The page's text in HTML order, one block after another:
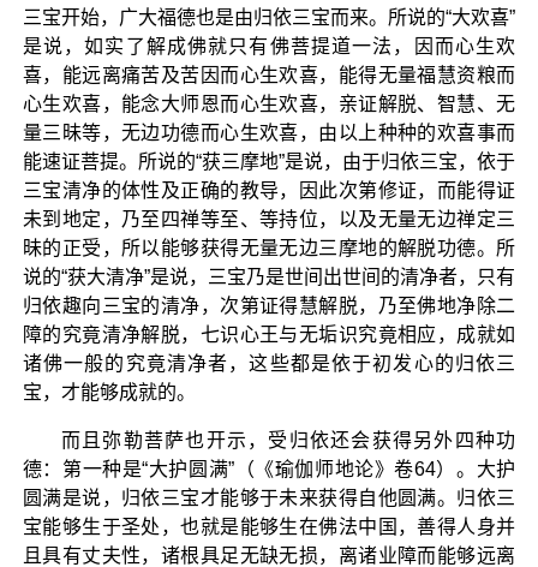
三宝开始，广大福德也是由归依三宝而来。所说的“大欢喜”
是说，如实了解成佛就只有佛菩提道一法，因而心生欢
喜，能远离痛苦及苦因而心生欢喜，能得无量福慧资粮而
心生欢喜，能念大师恩而心生欢喜，亲证解脱、智慧、无
量三昧等，无边功德而心生欢喜，由以上种种的欢喜事而
能速证菩提。所说的“获三摩地”是说，由于归依三宝，依于
三宝清净的体性及正确的教导，因此次第修证，而能得证
未到地定，乃至四禅等至、等持位，以及无量无边禅定三
昧的正受，所以能够获得无量无边三摩地的解脱功德。所
说的“获大清净”是说，三宝乃是世间出世间的清净者，只有
归依趣向三宝的清净，次第证得慧解脱，乃至佛地净除二
障的究竟清净解脱，七识心王与无垢识究竟相应，成就如
诸佛一般的究竟清净者，这些都是依于初发心的归依三
宝，才能够成就的。
而且弥勒菩萨也开示，受归依还会获得另外四种功
德：第一种是“大护圆满”（《瑜伽师地论》卷64）。大护
圆满是说，归依三宝才能够于未来获得自他圆满。归依三
宝能够生于圣处，也就是能够生在佛法中国，善得人身并
且具有丈夫性，诸根具足无缺无损，离诸业障而能够远离